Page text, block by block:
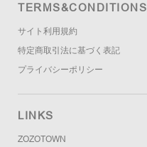
TERMS&CONDITIONS
サイト利用規約
特定商取引法に基づく表記
プライバシーポリシー
LINKS
ZOZOTOWN